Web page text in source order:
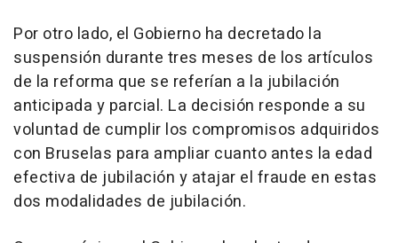
Por otro lado, el Gobierno ha decretado la
suspensión durante tres meses de los artículos
de la reforma que se referían a la jubilación
anticipada y parcial. La decisión responde a su
voluntad de cumplir los compromisos adquiridos
con Bruselas para ampliar cuanto antes la edad
efectiva de jubilación y atajar el fraude en estas
dos modalidades de jubilación.